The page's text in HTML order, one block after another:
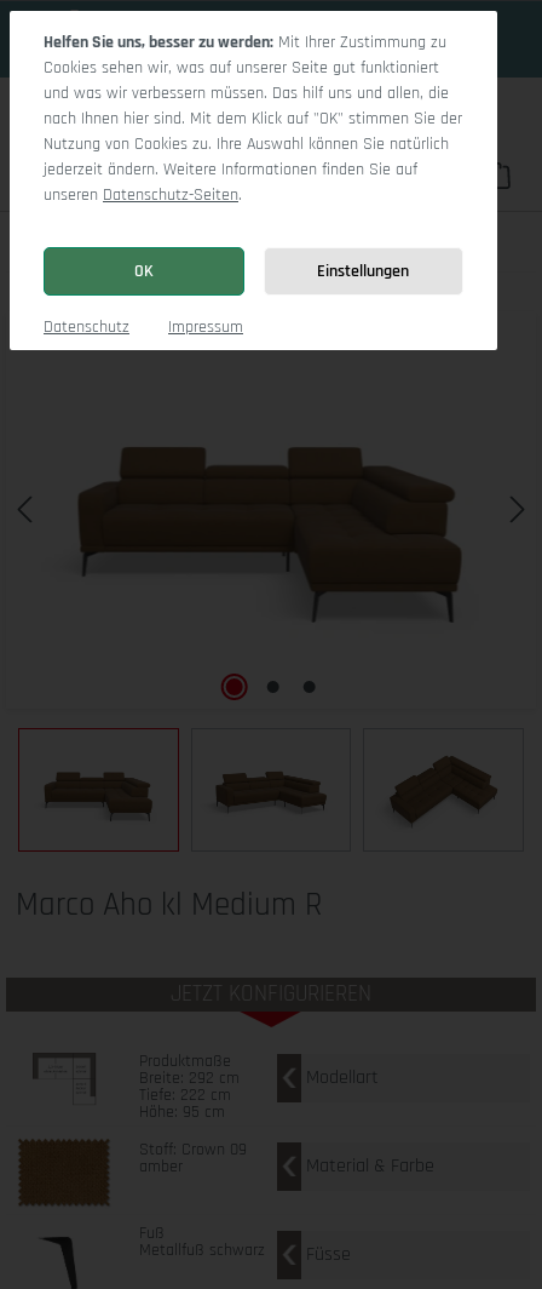
Du hast 0
Marco Aho kl Medium R
Bildergalerie überspringen
Marco Aho kl Medium R
JETZT KONFIGURIEREN
Produktmaße
Breite: 292 cm
Tiefe: 222 cm
Höhe: 95 cm
Modellart
Stoff: Crown 09
amber Material & Farbe
Fuß
Metallfuß schwarz Füsse
Helfen Sie uns, besser zu werden: Mit Ihrer Zustimmung zu
Cookies sehen wir, was auf unserer Seite gut funktioniert
und was wir verbessern müssen. Das hilf uns und allen, die
nach Ihnen hier sind. Mit dem Klick auf "OK" stimmen Sie der
Nutzung von Cookies zu. Ihre Auswahl können Sie natürlich
jederzeit ändern. Weitere Informationen finden Sie auf
unseren Datenschutz-Seiten.
OK Einstellungen
Datenschutz Impressum